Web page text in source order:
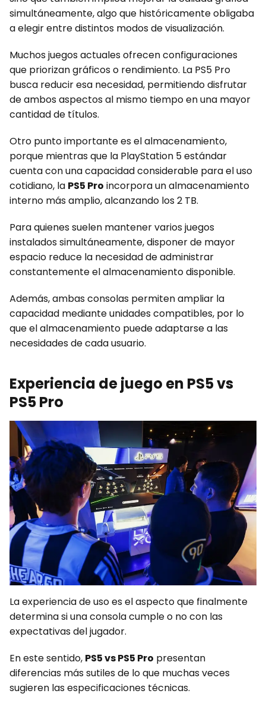
simultáneamente, algo que históricamente obligaba
a elegir entre distintos modos de visualización.
Muchos juegos actuales ofrecen configuraciones
que priorizan gráficos o rendimiento. La PS5 Pro
busca reducir esa necesidad, permitiendo disfrutar
de ambos aspectos al mismo tiempo en una mayor
cantidad de títulos.
Otro punto importante es el almacenamiento,
porque mientras que la PlayStation 5 estándar
cuenta con una capacidad considerable para el uso
cotidiano, la PS5 Pro incorpora un almacenamiento
interno más amplio, alcanzando los 2 TB.
Para quienes suelen mantener varios juegos
instalados simultáneamente, disponer de mayor
espacio reduce la necesidad de administrar
constantemente el almacenamiento disponible.
Además, ambas consolas permiten ampliar la
capacidad mediante unidades compatibles, por lo
que el almacenamiento puede adaptarse a las
necesidades de cada usuario.
Experiencia de juego en PS5 vs
PS5 Pro
La experiencia de uso es el aspecto que finalmente
determina si una consola cumple o no con las
expectativas del jugador.
En este sentido, PS5 vs PS5 Pro presentan
diferencias más sutiles de lo que muchas veces
sugieren las especificaciones técnicas.